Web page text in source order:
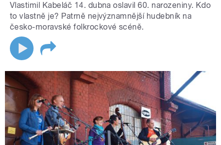
Vlastimil Kabeláč 14. dubna oslavil 60. narozeniny. Kdo
to vlastně je? Patrně nejvýznamnější hudebník na
česko-moravské folkrockové scéně.